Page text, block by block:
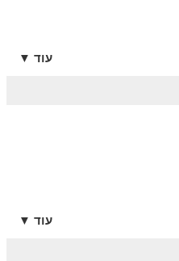
עוד ▼
עוד ▼